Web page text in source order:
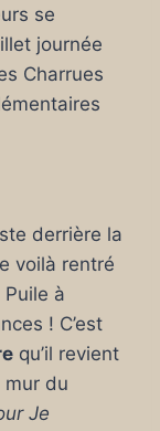
se
journée
Charrues
derrière la
voilà rentré
à
! C’est
qu’il revient
mur du
Je